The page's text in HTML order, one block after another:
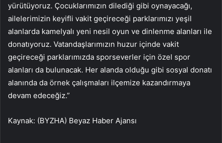
yürütüyoruz. Çocuklarımızın dilediği gibi oynayacağı,
ailelerimizin keyifli vakit geçireceği parklarımızı yeşil
alanlarda kamelyalı yeni nesil oyun ve dinlenme alanları ile
donatıyoruz. Vatandaşlarımızın huzur içinde vakit
geçireceği parklarımızda sporseverler için özel spor
alanları da bulunacak. Her alanda olduğu gibi sosyal donatı
alanında da örnek çalışmaları ilçemize kazandırmaya
devam edeceğiz.”
Kaynak: (BYZHA) Beyaz Haber Ajansı